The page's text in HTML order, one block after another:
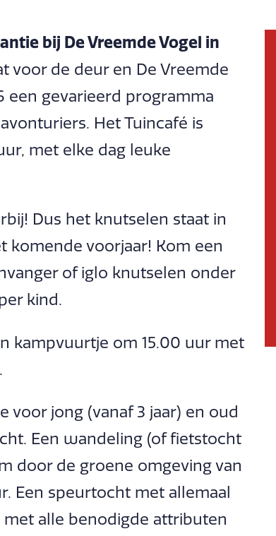
bij De Vreemde Vogel in
voor de deur en De Vreemde
een gevarieerd programma
Het Tuincafé is
met elke dag leuke
Dus het knutselen staat in
komende voorjaar! Kom een
of iglo knutselen onder
kind.
kampvuurtje om 15.00 uur met
voor jong (vanaf 3 jaar) en oud
Een wandeling (of fietstocht
door de groene omgeving van
Een speurtocht met allemaal
met alle benodigde attributen